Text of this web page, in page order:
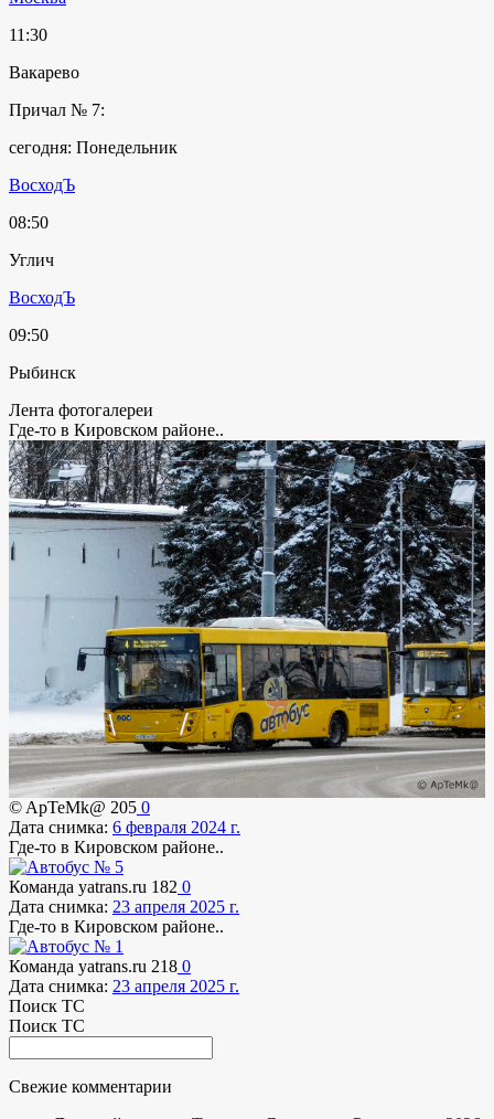
11:30
Вакарево
Причал № 7:
сегодня: Понедельник
ВосходЪ
08:50
Углич
ВосходЪ
09:50
Рыбинск
Лента фотогалереи
Где-то в Кировском районе..
© ApTeMk@ 205 0
Дата снимка: 6 февраля 2024 г.
Где-то в Кировском районе..
Команда yatrans.ru 182 0
Дата снимка: 23 апреля 2025 г.
Где-то в Кировском районе..
Команда yatrans.ru 218 0
Дата снимка: 23 апреля 2025 г.
Поиск ТС
Поиск ТС
Свежие комментарии